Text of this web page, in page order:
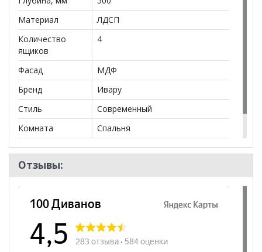
Материал
ЛДСП
Количество
ящиков
4
Фасад
МДФ
Бренд
Ивару
Стиль
Современный
Комната
Спальня
Пол
Отзывы: